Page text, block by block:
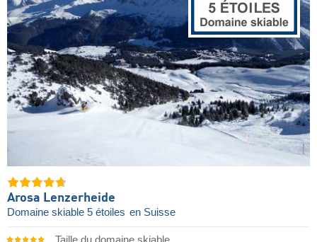
Arosa Lenzerheide
Domaine skiable 5 étoiles en Suisse